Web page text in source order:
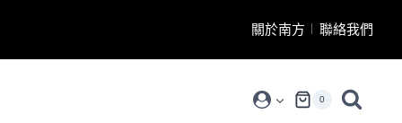
關於南方 聯絡我們
0